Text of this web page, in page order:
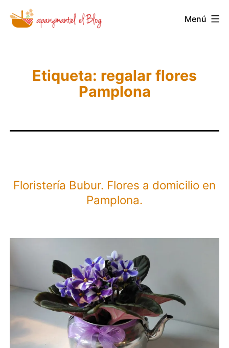
Saltar
Novedades
Menú
Etiqueta: regalar flores
Pamplona
Floristería Bubur. Flores a domicilio en
Pamplona.